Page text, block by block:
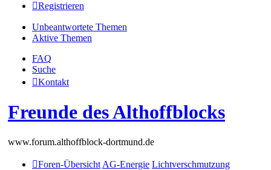
Registrieren
Unbeantwortete Themen
Aktive Themen
FAQ
Suche
Kontakt
Freunde des Althoffblocks
www.forum.althoffblock-dortmund.de
Foren-Übersicht AG-Energie Lichtverschmutzung